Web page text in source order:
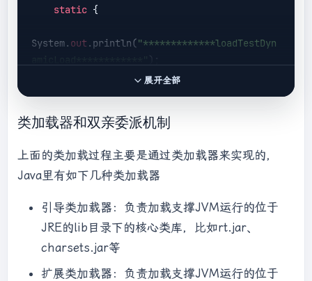
static {
System. out .println("*************loadTestDyn
);
new A();
System.out.println("*************loadtest***
*********" );
newB()
    }
class A {
展开全部
类加载器和双亲委派机制
上面的类加载过程主要是通过类加载器来实现的，
Java里有如下几种类加载器
引导类加载器：负责加载支撑JVM运行的位于
JRE的lib目录下的核心类库，比如rt.jar、
charsets.jar等
扩展类加载器：负责加载支撑JVM运行的位于